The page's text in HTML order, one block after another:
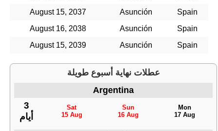
August 15, 2037
Asunción
Spain
August 16, 2038
Asunción
Spain
August 15, 2039
Asunción Spain
عطلات نهاية أسبوع طويلة
Argentina
3
أيام
Sat
15 Aug
Sun
16 Aug
Mon
17 Aug